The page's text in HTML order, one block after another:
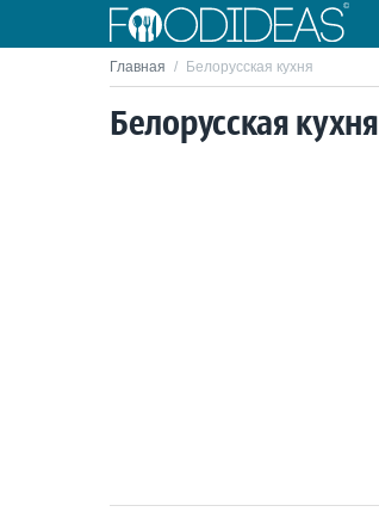
Главная / Белорусская кухня
Белорусская кухня